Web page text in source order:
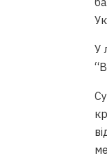
У